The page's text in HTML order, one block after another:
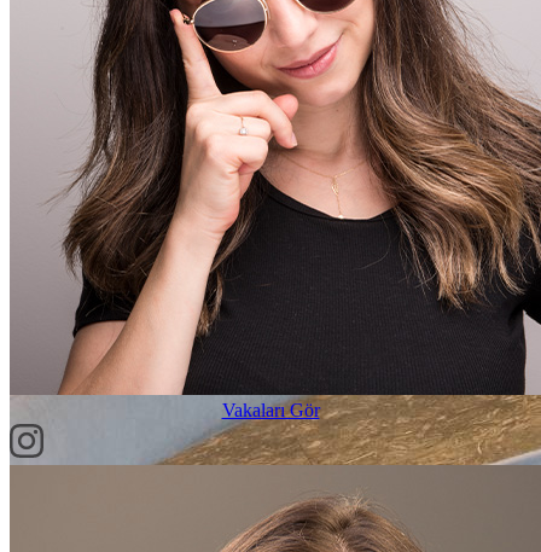
Vakaları Gör